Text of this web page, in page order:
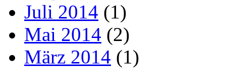
Juli 2014 (1)
Mai 2014 (2)
März 2014 (1)